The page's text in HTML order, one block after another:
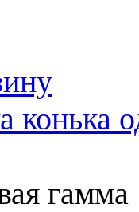
конька
гамма